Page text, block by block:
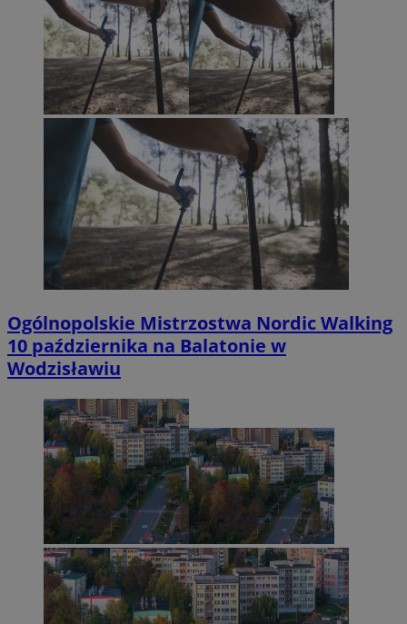
Ogólnopolskie Mistrzostwa Nordic Walking
10 października na Balatonie w
Wodzisławiu